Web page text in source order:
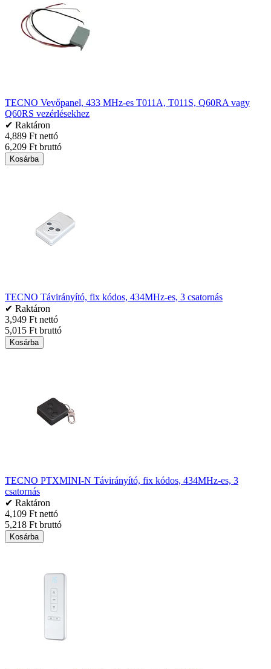
TECNO Vevőpanel, 433 MHz-es T011A, T011S, Q60RA vagy
Q60RS vezérlésekhez
✔ Raktáron
4,889 Ft nettó
6,209 Ft bruttó
Kosárba
TECNO Távirányító, fix kódos, 434MHz-es, 3 csatornás
✔ Raktáron
3,949 Ft nettó
5,015 Ft bruttó
Kosárba
TECNO PTXMINI-N Távirányító, fix kódos, 434MHz-es, 3
csatornás
✔ Raktáron
4,109 Ft nettó
5,218 Ft bruttó
Kosárba